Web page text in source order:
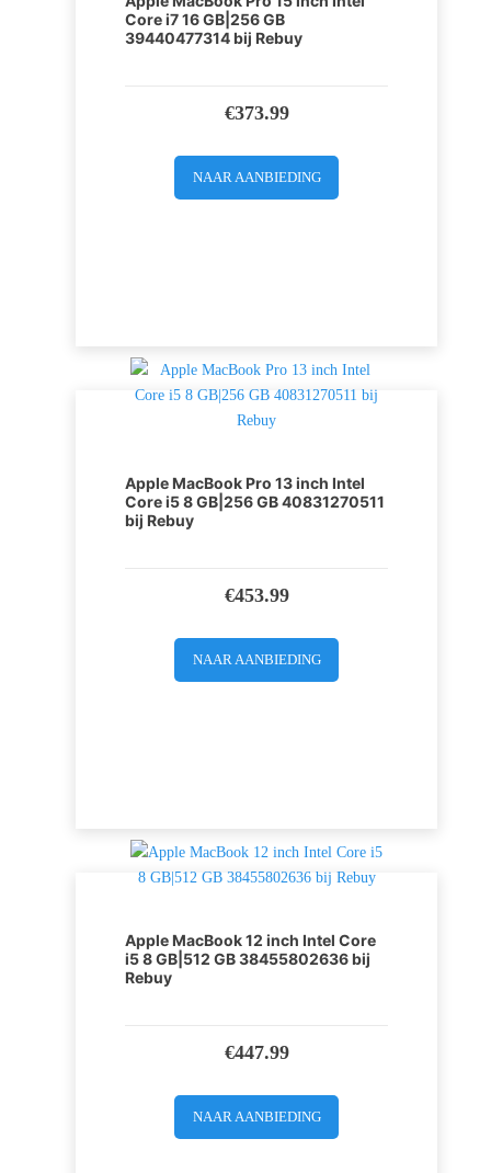
Core i7 16 GB|256 GB
39440477314 bij Rebuy
€373.99
NAAR AANBIEDING
Apple MacBook Pro 13 inch Intel
Core i5 8 GB|256 GB 40831270511
bij Rebuy
€453.99
NAAR AANBIEDING
Apple MacBook 12 inch Intel Core
i5 8 GB|512 GB 38455802636 bij
Rebuy
€447.99
NAAR AANBIEDING